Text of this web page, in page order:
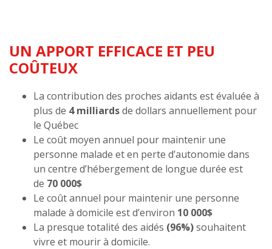
UN APPORT EFFICACE ET PEU
COÛTEUX
La contribution des proches aidants est évaluée à
plus de 4 milliardsde dollars annuellement pour
le Québec
Le coût moyen annuel pour maintenir une
personne malade et en perte d’autonomie dans
un centre d’hébergement de longue durée est
de 70 000$
Le coût annuel pour maintenir une personne
malade à domicile est d’environ 10 000$
La presque totalité des aidés (96%)souhaitent
vivre et mourir à domicile.